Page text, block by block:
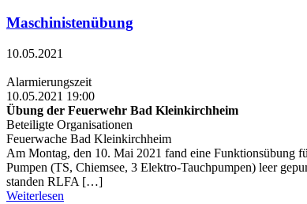
Maschinistenübung
10.05.2021
Alarmierungszeit
10.05.2021 19:00
Übung der Feuerwehr Bad Kleinkirchheim
Beteiligte Organisationen
Feuerwache Bad Kleinkirchheim
Am Montag, den 10. Mai 2021 fand eine Funktionsübung
Pumpen (TS, Chiemsee, 3 Elektro-Tauchpumpen) leer
standen RLFA […]
Weiterlesen